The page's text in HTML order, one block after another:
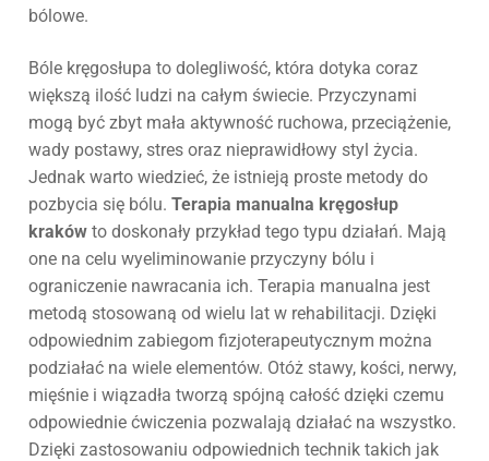
bólowe.
Bóle kręgosłupa to dolegliwość, która dotyka coraz
większą ilość ludzi na całym świecie. Przyczynami
mogą być zbyt mała aktywność ruchowa, przeciążenie,
wady postawy, stres oraz nieprawidłowy styl życia.
Jednak warto wiedzieć, że istnieją proste metody do
pozbycia się bólu. Terapia manualna kręgosłup
kraków to doskonały przykład tego typu działań. Mają
one na celu wyeliminowanie przyczyny bólu i
ograniczenie nawracania ich. Terapia manualna jest
metodą stosowaną od wielu lat w rehabilitacji. Dzięki
odpowiednim zabiegom fizjoterapeutycznym można
podziałać na wiele elementów. Otóż stawy, kości, nerwy,
mięśnie i wiązadła tworzą spójną całość dzięki czemu
odpowiednie ćwiczenia pozwalają działać na wszystko.
Dzięki zastosowaniu odpowiednich technik takich jak